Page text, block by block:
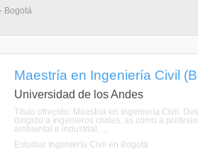
Bogotá
Maestría en Ingeniería Civil
Universidad de los Andes
Título ofrecido: Maestría en Ingeniería Civil.
dirigido a ingenieros civiles, as como a
ambiental e industrial, ...
Estudiar Ingeniería Civil en Bogotá